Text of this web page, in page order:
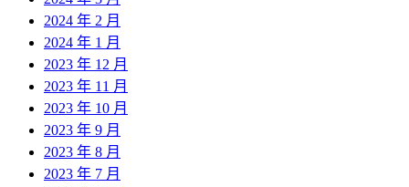
2024 年 2 月
2024 年 1 月
2023 年 12 月
2023 年 11 月
2023 年 10 月
2023 年 9 月
2023 年 8 月
2023 年 7 月